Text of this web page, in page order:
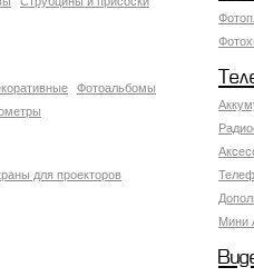
Фотоальбомы
Мини
для проекторов